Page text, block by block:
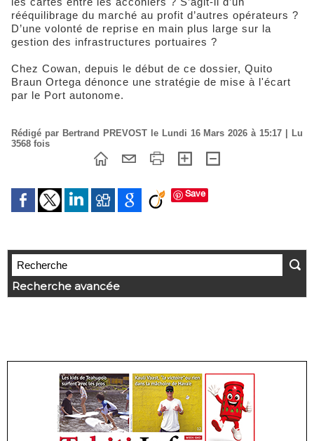
rééquilibrage du marché au profit d’autres opérateurs ?
D’une volonté de reprise en main plus large sur la
gestion des infrastructures portuaires ?
Chez Cowan, depuis le début de ce dossier, Quito
Braun Ortega dénonce une stratégie de mise à l'écart
par le Port autonome.
Rédigé par Bertrand PREVOST le Lundi 16 Mars 2026 à 15:17 | Lu
3568 fois
Save
Recherche avancée